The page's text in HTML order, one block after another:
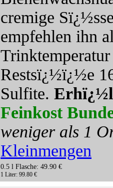
cremige
empfehlen ihn
Restsï¿½ï¿½e
Sulfite.
Feinkost
weniger als 1
Kleinmengen
0.5 l Flasche: 49.90 €
1 Liter: 99.80 €